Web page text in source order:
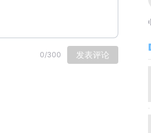
0/300 发表评论